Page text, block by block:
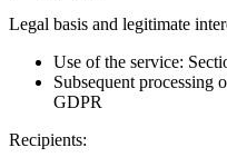
Legal basis and legitimate
Use of the service:
Subsequent processing
GDPR
Recipients: